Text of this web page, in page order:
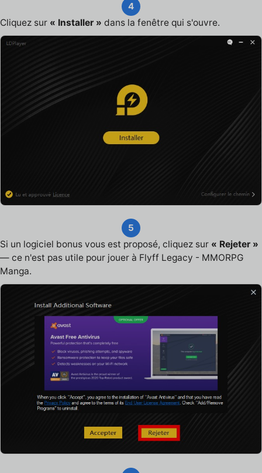
4
Cliquez sur « Installer » dans la fenêtre qui s'ouvre.
5
Si un logiciel bonus vous est proposé, cliquez sur « Rejeter »
— ce n'est pas utile pour jouer à Flyff Legacy - MMORPG
Manga.